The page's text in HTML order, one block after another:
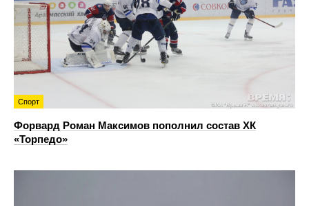
Спорт
Форвард Роман Максимов пополнил состав ХК
«Торпедо»